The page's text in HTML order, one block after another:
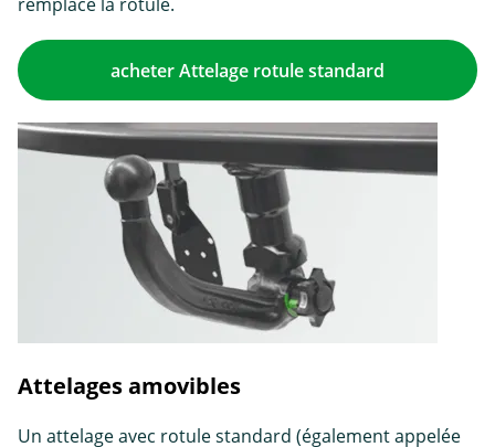
Attelages amovibles
Un attelage avec rotule standard (également appelée
acheter Attelage rotule standard